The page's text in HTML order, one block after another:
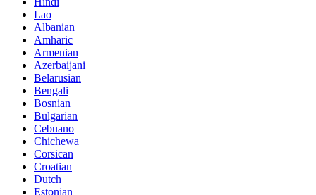
Lao
Albanian
Amharic
Armenian
Azerbaijani
Belarusian
Bengali
Bosnian
Bulgarian
Cebuano
Chichewa
Corsican
Croatian
Dutch
Estonian